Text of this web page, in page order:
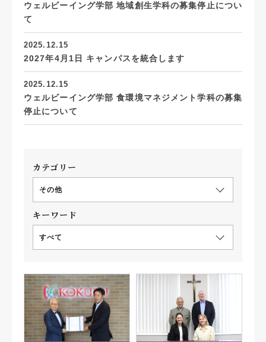
ウェルビーイング学部 地域創生学科の募集停止につい
て
2025.12.15
2027年4月1日 キャンパスを統合します
2025.12.15
ウェルビーイング学部 食環境マネジメント学科の募集
停止について
カテゴリー
その他
キーワード
すべて